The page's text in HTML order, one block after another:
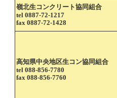
嶺北生コンクリート協同組合
tel 0887-72-1217
fax 0887-72-1428
高知県中央地区生コン協同組合
tel 088-856-7780
fax 088-856-7760